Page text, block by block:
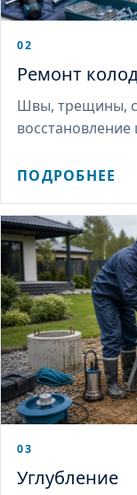
02
Ремонт
Швы, трещины,
ПОДРОБНЕЕ
03
Углубление